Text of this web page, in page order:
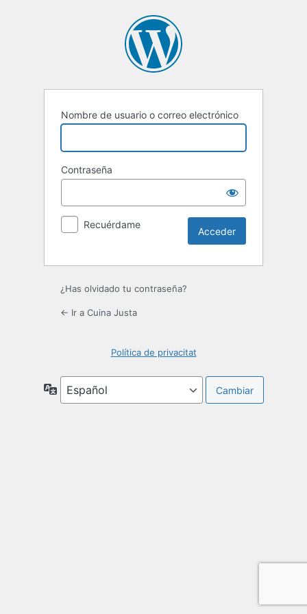
Nombre de usuario o correo electrónico
Contraseña
Recuérdame
¿Has olvidado tu contraseña?
← Ir a Cuina Justa
Política de privacitat
Idioma